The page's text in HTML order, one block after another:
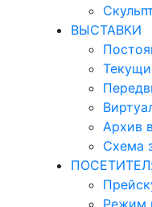
ВЫСТАВКИ
Архив
Схема
Режим